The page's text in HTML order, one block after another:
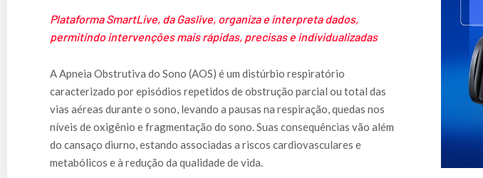
Plataforma SmartLive, da Gaslive, organiza e interpreta dados,
permitindo intervenções mais rápidas, precisas e individualizadas
A Apneia Obstrutiva do Sono (AOS) é um distúrbio respiratório
caracterizado por episódios repetidos de obstrução parcial ou total das
vias aéreas durante o sono, levando a pausas na respiração, quedas nos
níveis de oxigênio e fragmentação do sono. Suas consequências vão além
do cansaço diurno, estando associadas a riscos cardiovasculares e
metabólicos e à redução da qualidade de vida.